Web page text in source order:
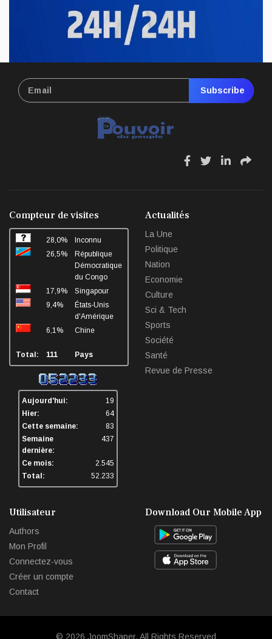
Subscribe
fa
fa
fa
fa
Compteur de visites
28,0%
Inconnu
26,5%
République
Démocratique
du Congo
17,9%
Singapour
9,4%
États-Unis
d'Amérique
6,1%
Chine
Total: 111 Pays
Aujourd'hui:
19
Hier:
64
Cette semaine:
83
Semaine
dernière:
437
Ce mois:
2.545
Total:
52.233
Actualités
La Une
Politique
Nation
Economie
Culture
Sci & Tech
Sports
Société
Santé
Revue de Presse
Utilisateur
Authors
Mon Profil
Connectez-vous
Créer un compte
Contact
Download Our Mobile App
© 2026 JoomShaper. All Rights Reserved